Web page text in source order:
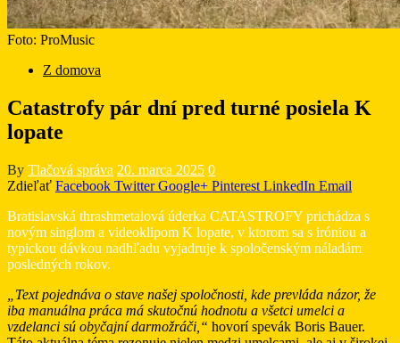
Foto: ProMusic
Z domova
Catastrofy pár dní pred turné posiela K
lopate
By Tlačová správa 20. marca 2025 0
Zdieľať Facebook Twitter Google+ Pinterest LinkedIn Email
Bratislavská thrashmetalová úderka CATASTROFY prichádza s
novým singlom a videoklipom K lopate, v ktorom sa s iróniou a
typickou dávkou nadhľadu vyjadruje k spoločenským náladám
posledných rokov.
„Text pojednáva o stave našej spoločnosti, kde prevláda názor, že
iba manuálna práca má skutočnú hodnotu a všetci umelci a
vzdelanci sú obyčajní darmožráči,“ hovorí spevák Boris Bauer.